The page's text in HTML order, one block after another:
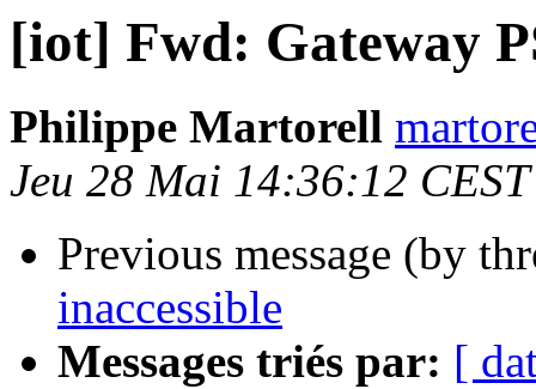
[iot] Fwd: Gateway
Philippe Martorell
Jeu 28 Mai 14:36:12
Previous message (by
inaccessible
Messages triés par: [